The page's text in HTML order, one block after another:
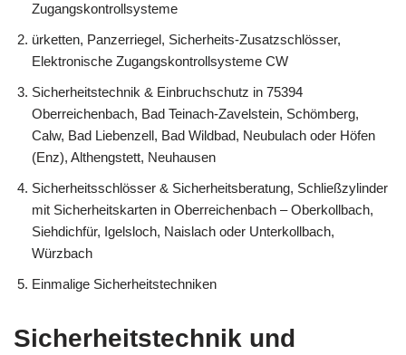
Zugangskontrollsysteme
ürketten, Panzerriegel, Sicherheits-Zusatzschlösser,
Elektronische Zugangskontrollsysteme CW
Sicherheitstechnik & Einbruchschutz in 75394
Oberreichenbach, Bad Teinach-Zavelstein, Schömberg,
Calw, Bad Liebenzell, Bad Wildbad, Neubulach oder Höfen
(Enz), Althengstett, Neuhausen
Sicherheitsschlösser & Sicherheitsberatung, Schließzylinder
mit Sicherheitskarten in Oberreichenbach – Oberkollbach,
Siehdichfür, Igelsloch, Naislach oder Unterkollbach,
Würzbach
Einmalige Sicherheitstechniken
Sicherheitstechnik und